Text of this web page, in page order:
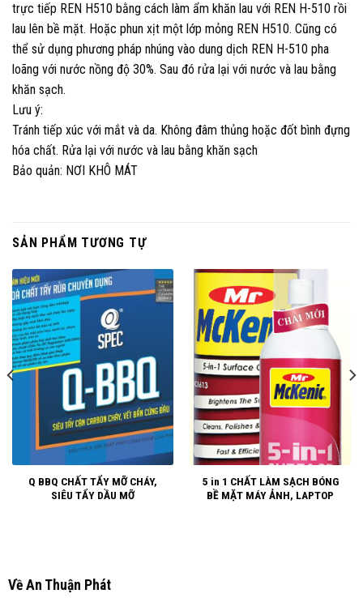
trực tiếp REN H510 bằng cách làm ẩm khăn lau với REN H-510 rồi
lau lên bề mặt. Hoặc phun xịt một lớp mỏng REN H510. Cũng có
thể sử dụng phương pháp nhúng vào dung dịch REN H-510 pha
loãng với nước nồng độ 30%. Sau đó rửa lại với nước và lau bằng
khăn sạch.
Lưu ý:
Tránh tiếp xúc với mắt và da. Không đâm thủng hoặc đốt bình đựng
hóa chất. Rửa lại với nước và lau bằng khăn sạch
Bảo quản: NƠI KHÔ MÁT
SẢN PHẨM TƯƠNG TỰ
Q BBQ CHẤT TẨY MỠ CHÁY,
SIÊU TẨY DẦU MỠ
5 in 1 CHẤT LÀM SẠCH BÓNG
BỀ MẶT MÁY ẢNH, LAPTOP
Về An Thuận Phát